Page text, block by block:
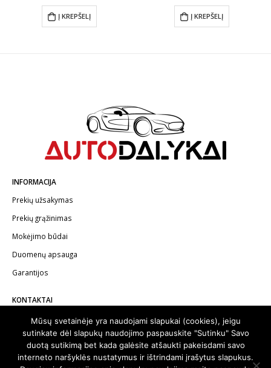
Į KREPŠELĮ Į KREPŠELĮ
INFORMACIJA
Prekių užsakymas
Prekių grąžinimas
Mokėjimo būdai
Duomenų apsauga
Garantijos
KONTAKTAI
Telefonas:+370 602 62622
El.paštas: info@autodalykai.lt
Mūsų svetainėje yra naudojami slapukai (cookies), jeigu
sutinkate dėl slapukų naudojimo paspauskite "Sutinku" Savo
duotą sutikimą bet kada galėsite atšaukti pakeisdami savo
interneto naršyklės nustatymus ir ištrindami įrašytus slapukus.